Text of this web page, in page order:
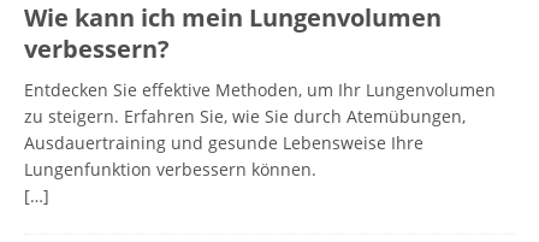
Wie kann ich mein Lungenvolumen
verbessern?
Entdecken Sie effektive Methoden, um Ihr Lungenvolumen
zu steigern. Erfahren Sie, wie Sie durch Atemübungen,
Ausdauertraining und gesunde Lebensweise Ihre
Lungenfunktion verbessern können.
[…]